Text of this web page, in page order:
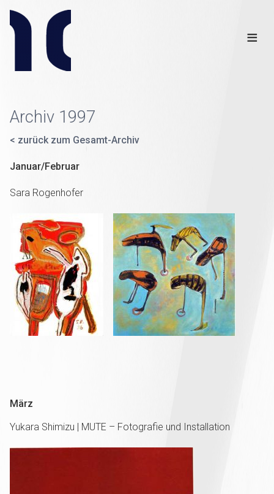
≡
Archiv 1997
< zurück zum Gesamt-Archiv
Januar/Februar
Sara Rogenhofer
März
Yukara Shimizu | MUTE – Fotografie und Installation